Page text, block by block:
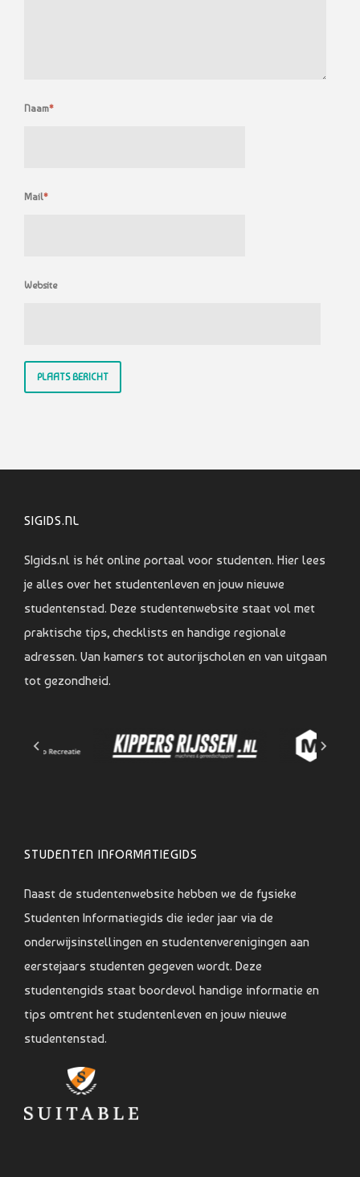
Naam*
Mail*
Website
SIGIDS.NL
SIgids.nl is hét online portaal voor studenten. Hier lees
je alles over het studentenleven en jouw nieuwe
studentenstad. Deze studentenwebsite staat vol met
praktische tips, checklists en handige regionale
adressen. Van kamers tot autorijscholen en van uitgaan
tot gezondheid.
STUDENTEN INFORMATIEGIDS
Naast de studentenwebsite hebben we de fysieke
Studenten Informatiegids die ieder jaar via de
onderwijsinstellingen en studentenverenigingen aan
eerstejaars studenten gegeven wordt. Deze
studentengids staat boordevol handige informatie en
tips omtrent het studentenleven en jouw nieuwe
studentenstad.